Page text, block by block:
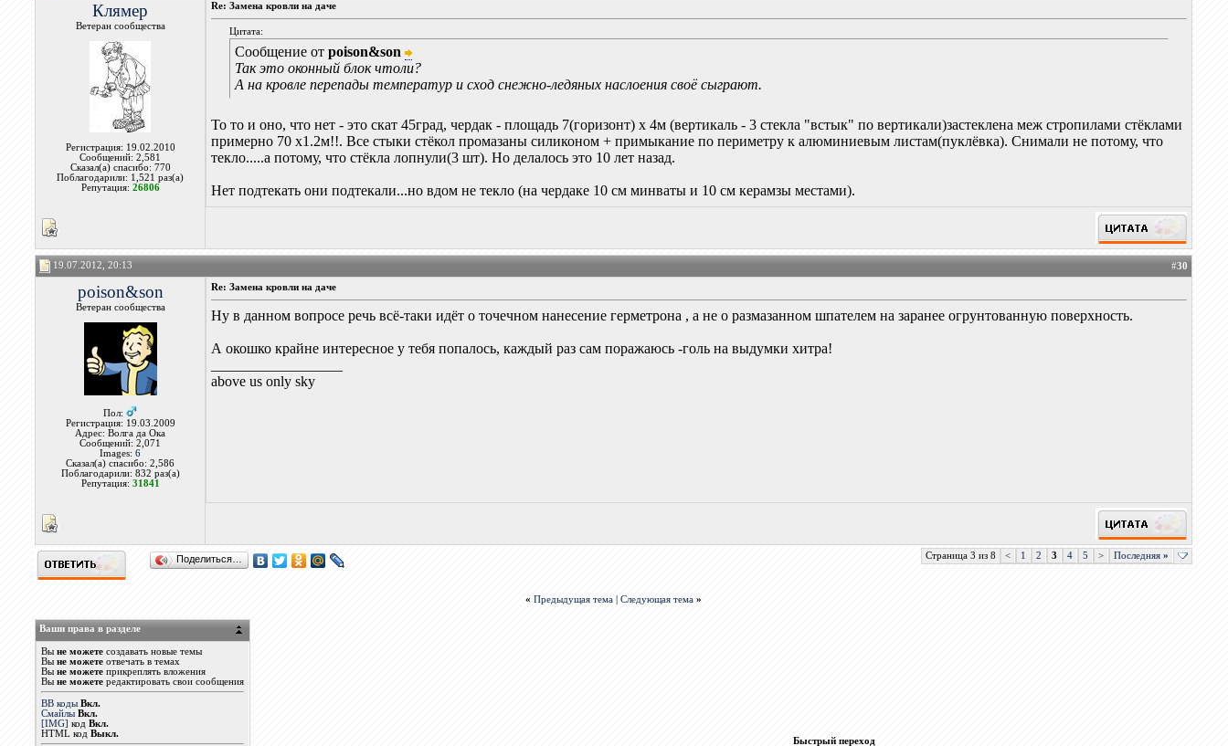
Клямер
Ветеран сообщества
Регистрация: 19.02.2010
Сообщений: 2,581
Сказал(а) спасибо: 770
Поблагодарили: 1,521 раз(а)
Репутация: 26806
Re: Замена кровли на даче
Цитата:
Сообщение отpoison&son
Так это оконный блок чтоли?
А на кровле перепады температур и сход снежно-ледяных наслоения своё сыграют.
То то и оно, что нет - это скат 45град, чердак - площадь 7(горизонт) х 4м (вертикаль - 3 стекла "встык" по вертикали)застеклена меж стропилами стёклами
примерно 70 х1.2м!!. Все стыки стёкол промазаны силиконом + примыкание по периметру к алюминиевым листам(пуклёвка). Снимали не потому, что
текло.....а потому, что стёкла лопнули(3 шт). Но делалось это 10 лет назад.
Нет подтекать они подтекали...но вдом не текло (на чердаке 10 см минваты и 10 см керамзы местами).
19.07.2012, 20:13 #30
poison&son
Ветеран сообщества
Пол:
Регистрация: 19.03.2009
Адрес: Волга да Ока
Сообщений: 2,071
Images:6
Сказал(а) спасибо: 2,586
Поблагодарили: 832 раз(а)
Репутация: 31841
Re: Замена кровли на даче
Ну в данном вопросе речь всё-таки идёт о точечном нанесение герметрона , а не о размазанном шпателем на заранее огрунтованную поверхность.
А окошко крайне интересное у тебя попалось, каждый раз сам поражаюсь -голь на выдумки хитра!
above us only sky
Поделиться… Страница 3 из 8 < 1 2 3 4 5 > Последняя»
« Предыдущая тема |Следующая тема »
Ваши права в разделе
Выне можете создавать новые темы
Выне можете отвечать в темах
Выне можете прикреплять вложения
Выне можете редактировать свои сообщения
BB коды Вкл.
Смайлы Вкл.
[IMG] кодВкл.
HTML кодВыкл.
Быстрый переход